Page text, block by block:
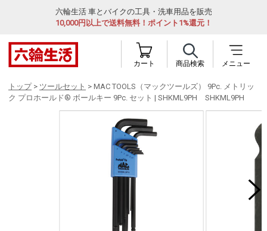
六輪生活 車とバイクの工具・洗車用品を販売
10,000円以上で送料無料！ポイント1%還元！
カート 商品検索 メニュー
トップ> ツールセット > MAC TOOLS（マックツールズ） 9Pc. メトリッ
ク プロホールド® ボールキー 9Pc. セット | SHKML9PH SHKML9PH